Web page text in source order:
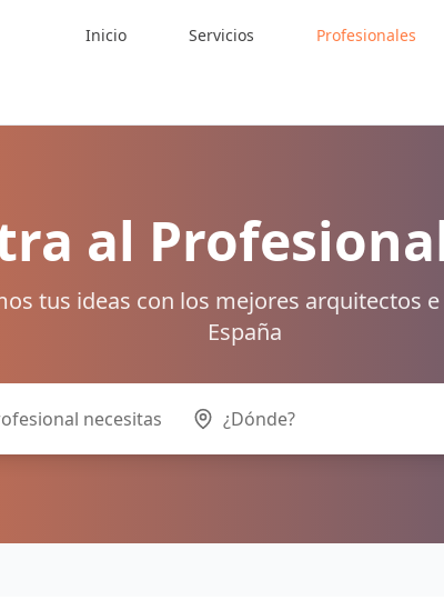
Inicio Servicios Profesionales
al
tus ideas con los mejores arquitectos
España